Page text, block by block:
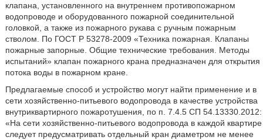
клапана, установленного на внутреннем противопожарном
водопроводе и оборудованного пожарной соединительной
головкой, а также из пожарного рукава с ручным пожарным
стволом. По ГОСТ Р 53278-2009 «Техника пожарная. Клапаны
пожарные запорные. Общие технические требования. Методы
испытаний» клапан пожарного крана предназначен для открытия
потока воды в пожарном кране.
Предлагаемые способ и устройство могут найти применение и в
сети хозяйственно-питьевого водопровода в качестве устройства
внутриквартирного пожаротушения, по п. 7.4.5 СП 54.13330.2012:
«На сети хозяйственно-питьевого водопровода в каждой квартире
следует предусматривать отдельный кран диаметром не менее